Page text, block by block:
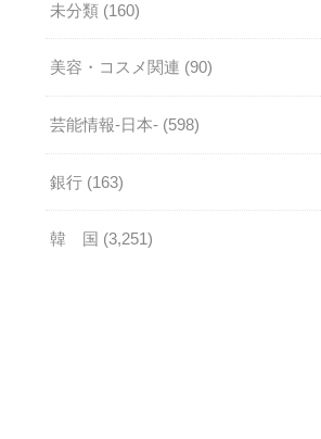
未分類 (160)
美容・コスメ関連 (90)
芸能情報-日本- (598)
銀行 (163)
韓 国 (3,251)